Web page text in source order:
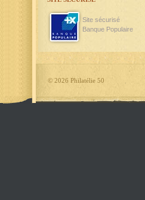
Site sécurisé
Banque Populaire
© 2026 Philatélie 50